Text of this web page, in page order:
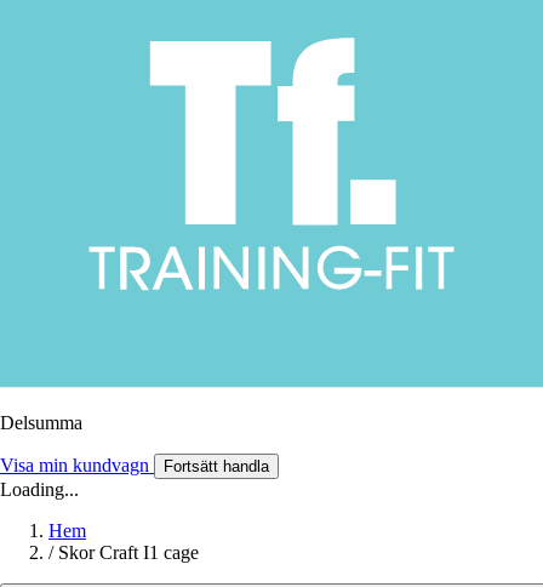
Delsumma
Visa min kundvagn Fortsätt handla
Loading...
Hem
/ Skor Craft I1 cage